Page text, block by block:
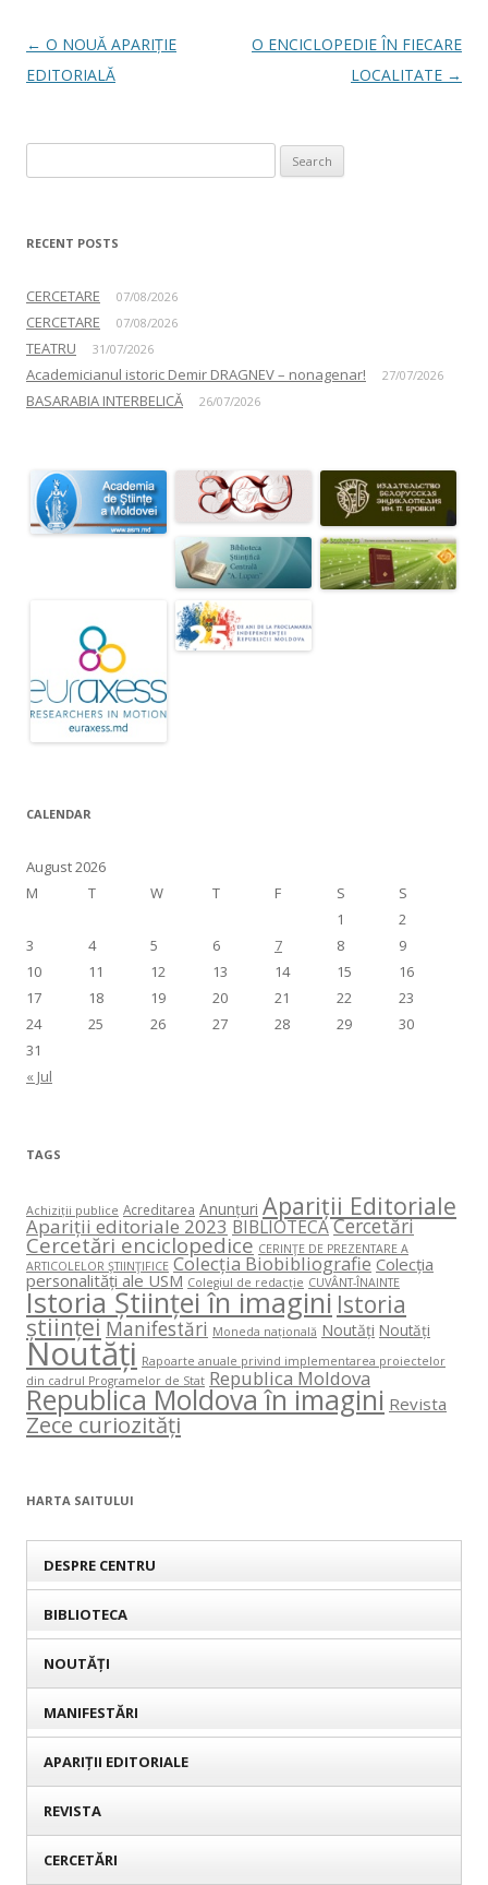
Post navigation
← O NOUĂ APARIȚIE
EDITORIALĂ
O ENCICLOPEDIE ÎN FIECARE
LOCALITATE →
RECENT POSTS
CERCETARE 07/08/2026
CERCETARE 07/08/2026
TEATRU 31/07/2026
Academicianul istoric Demir DRAGNEV – nonagenar! 27/07/2026
BASARABIA INTERBELICĂ 26/07/2026
CALENDAR
August 2026
M
T W T F S S
« Jul
1
2
3
4 5 6 7 8
9
10
11 12 13 14 15
16
17
18 19 20 21 22
23
24
25 26 27 28 29
30
31
TAGS
Achiziții publice Acreditarea Anunțuri Apariții Editoriale
Apariții editoriale 2023 BIBLIOTECACercetări
Cercetări enciclopedice CERINŢE DE PREZENTARE A
ARTICOLELOR ŞTIINŢIFICE Colecția Biobibliografie Colecția
personalități ale USM Colegiul de redacție CUVÂNT-ÎNAINTE
Istoria Științei în imagini Istoria
științei Manifestări Moneda națională Noutăți Noutăți
Noutăți Rapoarte anuale privind implementarea proiectelor
din cadrul Programelor de Stat Republica Moldova
Republica Moldova în imagini Revista
Zece curiozități
HARTA SAITULUI
DESPRE CENTRU
BIBLIOTECA
NOUTĂȚI
MANIFESTĂRI
APARIȚII EDITORIALE
REVISTA
CERCETĂRI